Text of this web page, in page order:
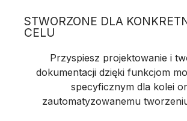
STWORZONE DLA
CELU
Przyspiesz projektowanie i
dokumentacji dzięki funkcjom
specyficznym dla kolei
zautomatyzowanemu